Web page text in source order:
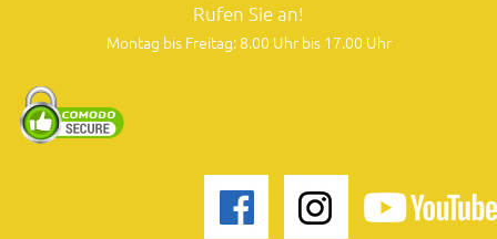
Rufen Sie an!
Montag bis Freitag: 8.00 Uhr bis 17.00 Uhr